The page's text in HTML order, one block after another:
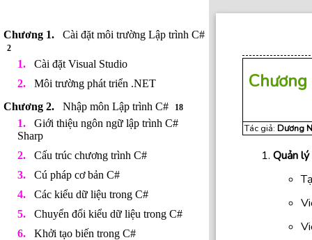
Cài đặt môi trường Lập trình C#
2
Cài đặt Visual Studio
Môi trường phát triển .NET
Nhập môn Lập trình C#
18
Giới thiệu ngôn ngữ lập trình C#
Sharp
Cấu trúc chương trình C#
Cú pháp cơ bản C#
Các kiểu dữ liệu trong C#
Chuyển đổi kiểu dữ liệu trong C#
Khởi tạo biến trong C#
Chương
Tác giả: Dương
Quản